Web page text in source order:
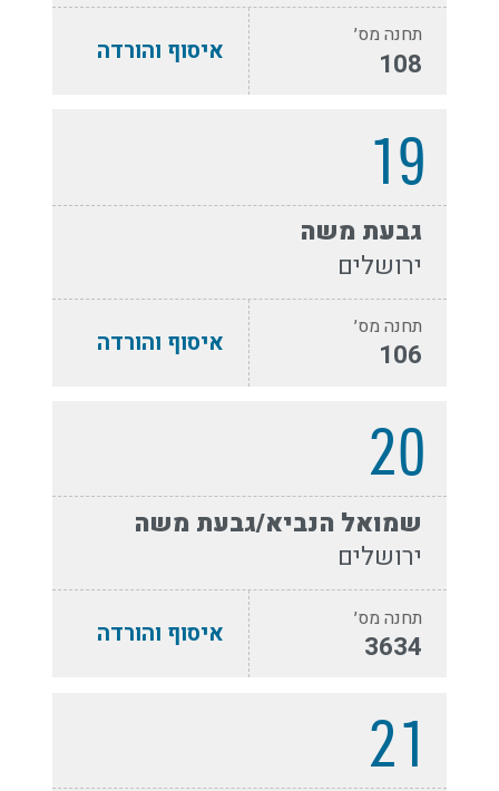
תחנה מס׳
108 איסוף והורדה
19
גבעת משה
ירושלים
תחנה מס׳
106 איסוף והורדה
20
שמואל הנביא/גבעת משה
ירושלים
תחנה מס׳
3634 איסוף והורדה
21